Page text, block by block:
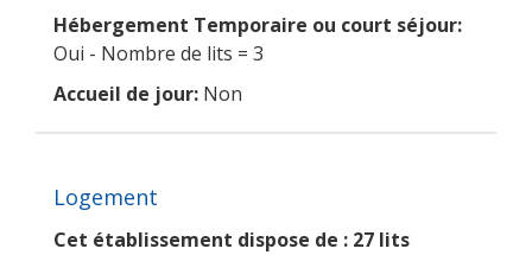
Hébergement Temporaire ou court séjour:
Oui - Nombre de lits = 3
Accueil de jour: Non
Logement
Cet établissement dispose de : 27 lits